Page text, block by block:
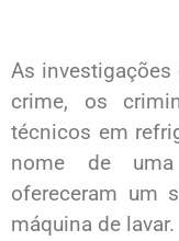
As investigações
crime, os
técnicos em
nome de
ofereceram um
máquina de lavar.